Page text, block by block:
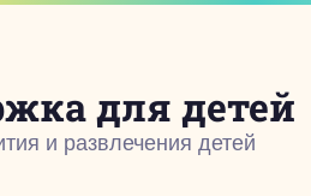
для детей
и развлечения детей